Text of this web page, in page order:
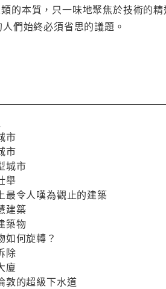
的本質，只一味地聚焦於技術的
們始終必須省思的議題。
市
市
城市
舉
最令人嘆為觀止的建築
建築
築物
如何旋轉？
除
廈
敦的超級下水道